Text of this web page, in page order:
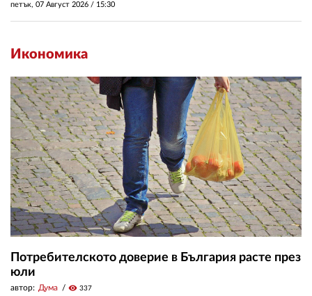
петък, 07 Август 2026 / 15:30
Икономика
Потребителското доверие в България расте през
юли
автор: Дума visibility 337